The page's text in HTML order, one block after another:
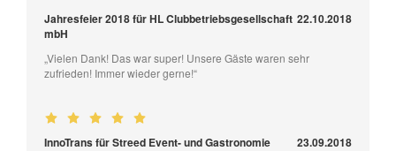
Jahresfeier 2018 für HL Clubbetriebsgesellschaft
mbH
22.10.2018
„Vielen Dank! Das war super! Unsere Gäste waren sehr
zufrieden! Immer wieder gerne!“
InnoTrans für Streed Event- und Gastronomie
23.09.2018